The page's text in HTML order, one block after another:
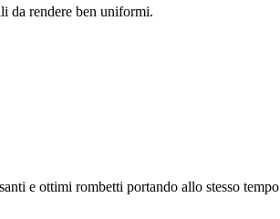
da rendere ben uniformi.
e ottimi rombetti portando allo stesso tempo